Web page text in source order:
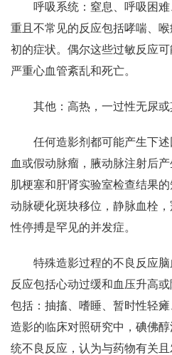
呼吸系统：窒息、呼吸困
重且不常见的反应包括哮喘、
初的症状。偶尔这些过敏反应可
严重心血管紊乱和死亡。
其他：高热，一过性无尿或
任何造影剂都可能产生下
血或假动脉瘤，腋动脉注射后
肌梗塞和肝肾实验室检查结果
动脉硬化斑块移位，静脉血栓
性停搏是罕见的并发症。
特殊造影过程的不良反应
反应包括心动过缓和血压升高
包括：抽搐、嗜睡、暂时性轻
造影的临床对照研究中，碘佛
统不良反应，认为与药物有关